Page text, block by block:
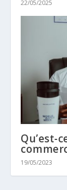
22/05/2025
Qu’est-
19/05/2023